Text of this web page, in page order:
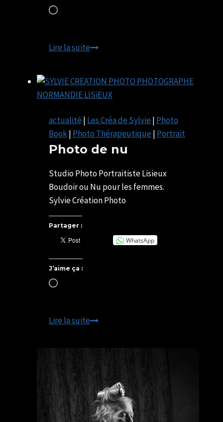
Chargement…
Lire la suiteCONGRES
actualité | Les Créa de Sylvie | Photo
Book| Photo Thérapeutique | Portrait
Photo de nu
CHATELAIS
Studio Photo Portraitiste Lisieux
Boudoir ou Nu pour les femmes.
Sylvie Création Photo
Partager :
WhatsApp
J’aime ça :
Chargement…
Lire la suitePhoto